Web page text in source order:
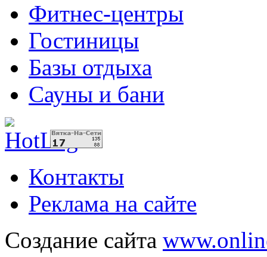
Фитнес-центры
Гостиницы
Базы отдыха
Сауны и бани
Контакты
Реклама на сайте
Создание сайта